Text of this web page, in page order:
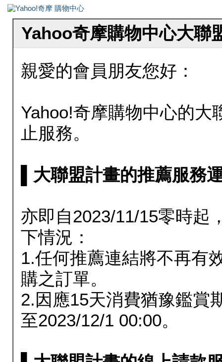
Yahoo奇摩購物中心大聯
親愛的會員朋友您好：
Yahoo!奇摩購物中心的大
止服務。
▌大聯盟計畫的推薦服務
亦即自2023/11/15零時起
下情況：
1.任何推薦連結將不再有
購之訂單。
2.因應15天消費猶豫鑑賞
至2023/12/1 00:00。